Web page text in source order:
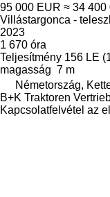
95 000 EUR ≈ 34 400
Villástargonca -
2023
1 670 óra
Teljesítmény 156 LE
magasság 7 m
Németország,
B+K Traktoren
Kapcsolatfelvétel az